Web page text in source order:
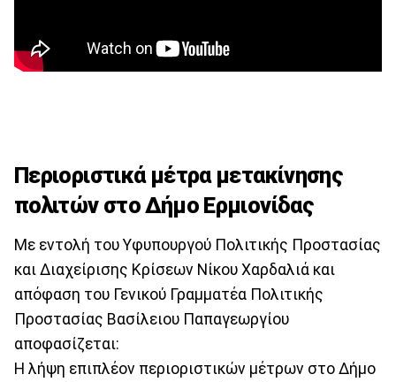
Περιοριστικά μέτρα μετακίνησης
πολιτών στο Δήμο Ερμιονίδας
Με εντολή του Υφυπουργού Πολιτικής Προστασίας
και Διαχείρισης Κρίσεων Νίκου Χαρδαλιά και
απόφαση του Γενικού Γραμματέα Πολιτικής
Προστασίας Βασίλειου Παπαγεωργίου
αποφασίζεται:
Η λήψη επιπλέον περιοριστικών μέτρων στο Δήμο